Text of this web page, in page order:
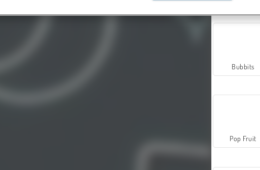
Bubbits
Pop Fruit